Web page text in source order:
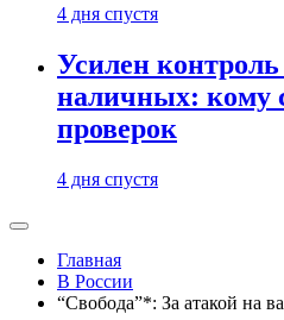
4 дня спустя
Усилен
наличных: кому
проверок
4 дня спустя
Главная
В России
“Свобода”*: За атакой на